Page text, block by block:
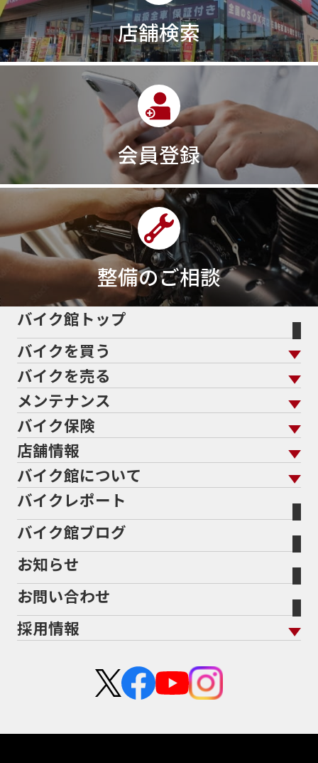
30th記念モデル30万以下30周年
30周年記念モデル313cc320台限定
320ｃｃ350cc35ps390390ADVENTURE
390DUKE390アドベンチャー
3気筒エンジン
3気筒クロスプレーン3点パニア
3輪スポーツバイク400400X ABS400cc
400ccアメリカン400アメリカン
400ｃｃスポーツ400ｃｃモタード
43馬力464848ps4D94V 4ストローク
4ミニ4月4気筒5/31 5000円 500cc
50cc
50cc新車50cc限定50th Anniversary
50thAnniversary50th記念モデル50周年
50周年記念モデル5600シリーズ
5インチカラーTFT液晶5バルブ5月600cc
60Thモデル 60th
61馬力636cc
689cc690SMCR
701エンデューロ72PS750750cc75th
765773cc800cc80s80万以下
80万以下大型80万円以下82185馬力883
883R890DUKE899 Panigale8月8月11日
8耐8耐見に行きたい
946ml950S950cc
ADDRESSADDRESS 110ADVADV150
ADV160AEROX
AEROX155 ABS
ANNIVERSARYAPEAPE 100 DXAPEX
ARMORED CORE2
Address125
BALIUSⅡBANDIT
BANDIT 1250FBANDIT 1250S
BANDIT1250FBANDIT1250SBBQ
店舗検索
会員登録
整備のご相談
バイク館トップ
バイクを買う
バイクを買う トップ
バイクを探す
メーカーから探す
色から探す
スタイルから探す
排気量から探す
地域から探す
走行距離から探す
中古車から探す
バイクを売る
バイクを売る トップ
バイク館買取の強み
バイクを高く売るコツ
バイク買取の流れ
全国展開の強み
よくあるご質問
バイク買取強化車両
メーカー別買取相場・
ヤマハ
ホンダ
スズキ
ハーレーダビッドソン
ドゥカティ
トライアンフ
アプリリア
KTM
モトグッツイ
MVアグスタ
他海外ﾒｰｶｰ
メンテナンス
メンテナンス トップ
バイク点検
バイク車検
Bikeep
プロテクションフィルム
バイク保険
バイク保険 トップ
自賠責保険
任意保険
バイク保険無料見積り（現在未加入の方）
バイク保険無料見積り（他社でご加入の方）
盗難保険
店舗情報
店舗情報 トップ
北海道
宮城
福島
茨城
栃木
兵庫
バイク館について
バイク館について トップ
バイク館が選ばれる理由
会社概要
沿革
二輪公正取引協議会加盟店
バイクレポート
バイク館ブログ
お知らせ
お問い合わせ
採用情報
中途採用・アルバイト